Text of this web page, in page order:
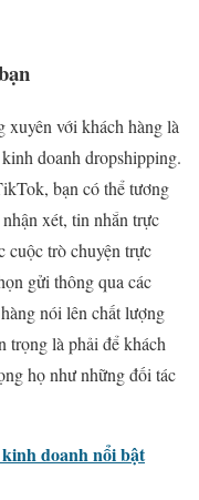
xuyên với khách hàng là
doanh dropshipping.
bạn có thể tương
xét, tin nhắn trực
cuộc trò chuyện trực
gửi thông qua các
nói lên chất lượng
trọng là phải để khách
họ như những đối tác
doanh nổi bật